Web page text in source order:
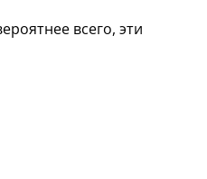
всего, эти